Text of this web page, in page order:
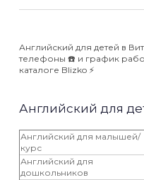
Английский для детей в
телефоны ☎️ и график
каталоге Blizko ⚡️
Английский для
Английский для малышей/
курс
Английский для
дошкольников